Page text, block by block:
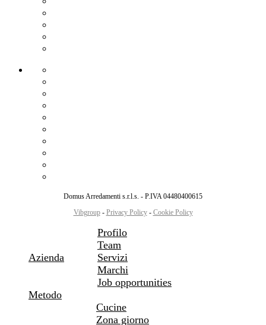
Domus Arredamenti s.r.l.s. - P.IVA 04480400615
Vibgroup- Privacy Policy- Cookie Policy
Azienda
Profilo
Team
Servizi
Marchi
Job opportunities
Metodo
Cucine
Zona giorno